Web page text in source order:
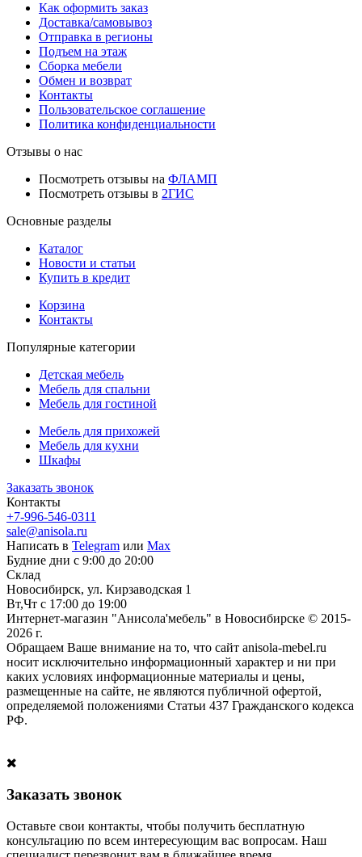
Как оформить заказ
Доставка/самовывоз
Отправка в регионы
Подъем на этаж
Сборка мебели
Обмен и возврат
Контакты
Пользовательское соглашение
Политика конфиденциальности
Отзывы о нас
Посмотреть отзывы на ФЛАМП
Посмотреть отзывы в 2ГИС
Основные разделы
Каталог
Новости и статьи
Купить в кредит
Корзина
Контакты
Популярные категории
Детская мебель
Мебель для спальни
Мебель для гостиной
Мебель для прихожей
Мебель для кухни
Шкафы
Заказать звонок
Контакты
+7-996-546-0311
sale@anisola.ru
Написать в Telegram или Max
Будние дни с 9:00 до 20:00
Склад
Новосибирск, ул. Кирзаводская 1
Вт,Чт с 17:00 до 19:00
Интернет-магазин "Анисола'мебель" в Новосибирске © 2015-
2026 г.
Обращаем Ваше внимание на то, что сайт anisola-mebel.ru
носит исключительно информационный характер и ни при
каких условиях информационные материалы и цены,
размещенные на сайте, не являются публичной офертой,
определяемой положениями Статьи 437 Гражданского кодекса
РФ.
Заказать звонок
Оставьте свои контакты, чтобы получить бесплатную
консультацию по всем интересующим вас вопросам. Наш